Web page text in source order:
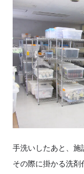
手洗いしたあと、施
その際に掛かる洗剤